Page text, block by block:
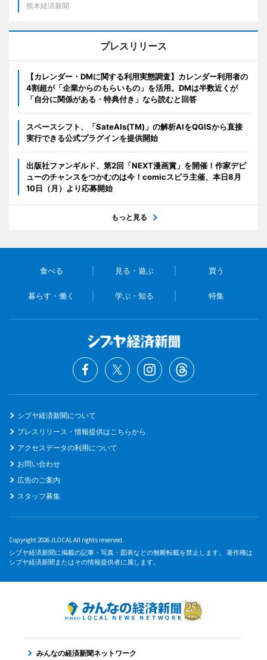
熊本経済新聞
プレスリリース
【カレンダー・DMに関する利用実態調査】カレンダー利用者の
4割超が「企業からのもらいもの」を活用。DMは半数近くが
「自分に関係がある・特典付き」なら読むと回答
スペースシフト、「SateAIs(TM)」の解析AIをQGISから直接
実行できる公式プラグインを提供開始
出版社ファンギルド、第2回「NEXT漫画賞」を開催！作家デビ
ューのチャンスをつかむのは今！comicスピラ主催、本日8月
10日（月）より応募開始
もっと見る
食べる 見る・遊ぶ 買う
暮らす・働く 学ぶ・知る 特集
シブヤ経済新聞について
プレスリリース・情報提供はこちらから
アクセスデータの利用について
お問い合わせ
広告のご案内
スタッフ募集
Copyright 2026 JLOCAL All rights reserved.
シブヤ経済新聞に掲載の記事・写真・図表などの無断転載を禁止します。 著作権は
シブヤ経済新聞またはその情報提供者に属します。
みんなの経済新聞ネットワーク